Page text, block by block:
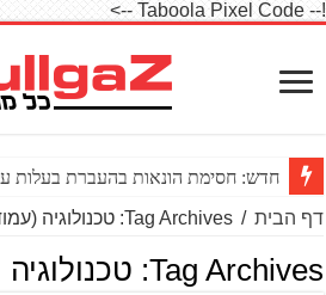
!-- Taboola Pixel Code -->
חדש: חסימת הונאות בהעברת בעלות
דף הבית / Tag Archives: טכנולוגיה
Tag Archives: טכנולוגיה